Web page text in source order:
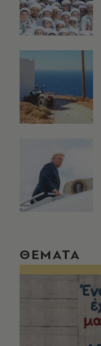
ΘΕΜΑΤΑ